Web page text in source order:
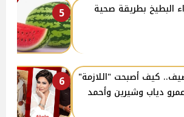
5 البطيخ بطريقة صحية
6
كيف أصبحت "اللازمة"
دياب وشيرين وأحمد